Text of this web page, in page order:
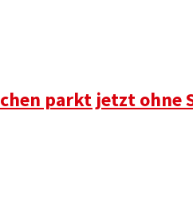
parkt jetzt ohne